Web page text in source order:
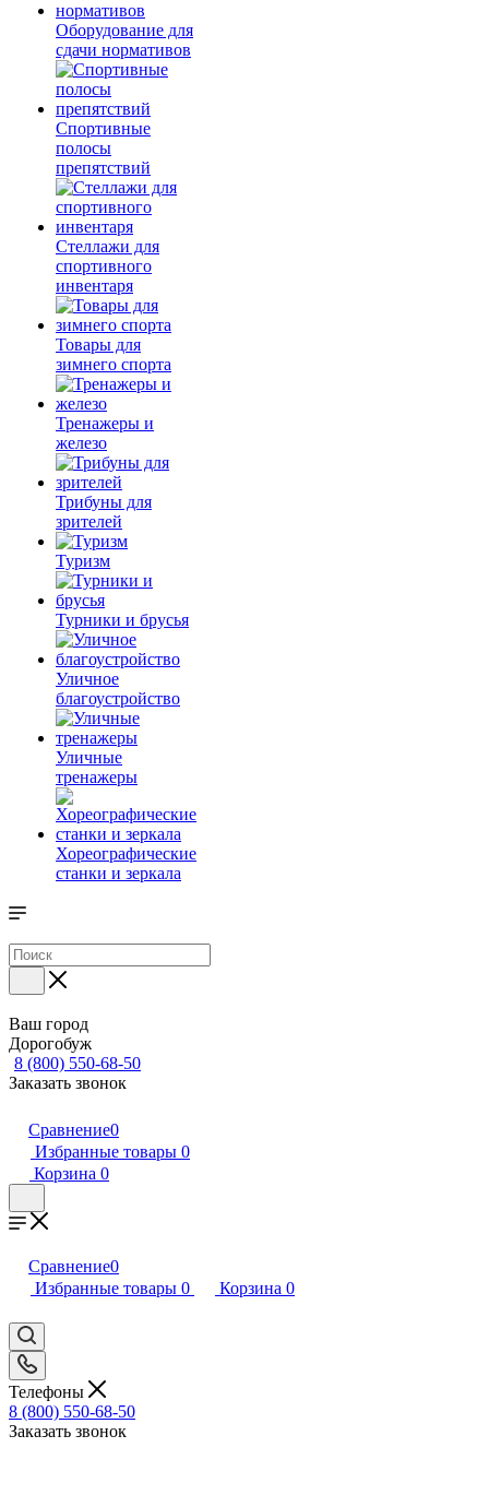
Оборудование для
сдачи нормативов
Спортивные
полосы
препятствий
Стеллажи для
спортивного
инвентаря
Товары для
зимнего спорта
Тренажеры и
железо
Трибуны для
зрителей
Туризм
Турники и брусья
Уличное
благоустройство
Уличные
тренажеры
Хореографические
станки и зеркала
Ваш город
Дорогобуж
8 (800) 550-68-50
Заказать звонок
Сравнение0
Избранные товары 0
Корзина 0
Сравнение0
Избранные товары 0 Корзина 0
Телефоны
8 (800) 550-68-50
Заказать звонок